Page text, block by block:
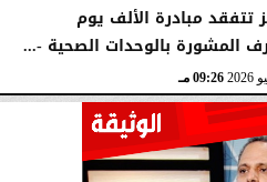
تتفقد مبادرة الألف يوم
المشورة بالوحدات الصحية -...
09:26 مـ